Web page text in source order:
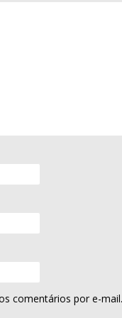
comentários por e-mail.